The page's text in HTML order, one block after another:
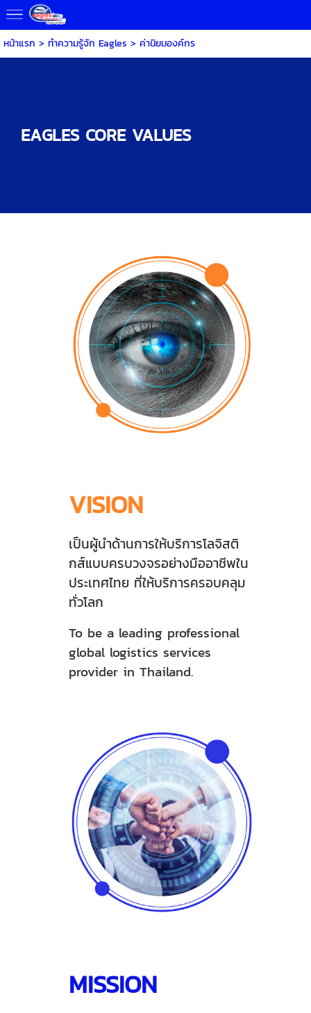
หน้าแรก > ทำความรู้จัก Eagles > ค่านิยมองค์กร
EAGLES CORE VALUES
VISION
เป็นผู้นำด้านการให้บริการโลจิสติ
กส์แบบครบวงจรอย่างมืออาชีพใน
ประเทศไทย ที่ให้บริการครอบคลุม
ทั่วโลก
To be a leading professional
global logistics services
provider in Thailand.
MISSION